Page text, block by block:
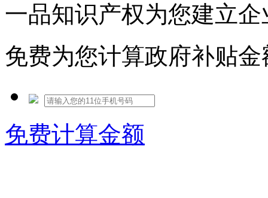
一品知识产权为您建立
免费为您计算政府补贴
免费计算金额